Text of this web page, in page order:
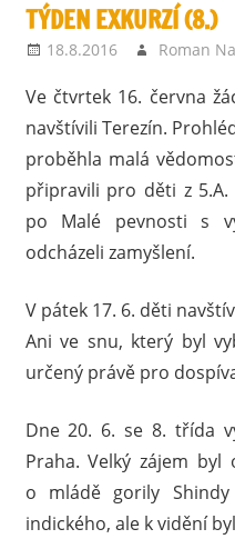
TÝDEN EXKURZÍ (8.)
18.8.2016 Roman
Ve čtvrtek 16. června
navštívili Terezín.
proběhla malá
připravili pro děti z 5.A.
po Malé pevnosti s
odcházeli zamyšlení.
V pátek 17. 6. děti
Ani ve snu, který byl
určený právě pro
Dne 20. 6. se 8. třída
Praha. Velký zájem
o mládě gorily
indického, ale k vidění